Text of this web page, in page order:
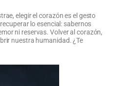
elegir el corazón es el gesto
lo esencial: sabernos
ni reservas. Volver al corazón,
nuestra humanidad. ¿Te